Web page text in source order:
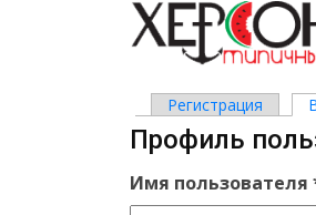
Главные вкладки
Регистрация
Профиль
Имя пользователя